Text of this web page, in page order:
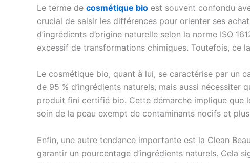
Le terme de cosmétique bio est souvent confondu
crucial de saisir les différences pour orienter ses
d’ingrédients d’origine naturelle selon la norme ISO
excessif de transformations chimiques. Toutefois, ce
Le cosmétique bio, quant à lui, se caractérise par un
de 95 % d’ingrédients naturels, mais aussi nécessiter
produit fini certifié bio. Cette démarche implique que
soin de la peau exempt de contaminants nocifs et
Enfin, une autre tendance importante est la Clean
garantir un pourcentage d’ingrédients naturels. Cela